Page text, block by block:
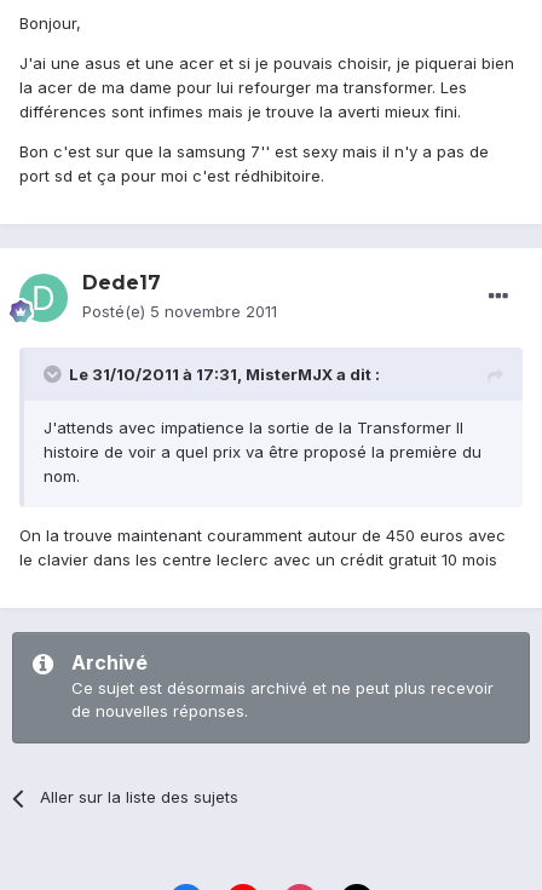
Bonjour,
J'ai une asus et une acer et si je pouvais choisir, je piquerai bien
la acer de ma dame pour lui refourger ma transformer. Les
différences sont infimes mais je trouve la averti mieux fini.
Bon c'est sur que la samsung 7'' est sexy mais il n'y a pas de
port sd et ça pour moi c'est rédhibitoire.
Dede17
Posté(e) 5 novembre 2011
Le 31/10/2011 à 17:31, MisterMJX a dit :
J'attends avec impatience la sortie de la Transformer II
histoire de voir a quel prix va être proposé la première du
nom.
On la trouve maintenant couramment autour de 450 euros avec
le clavier dans les centre leclerc avec un crédit gratuit 10 mois
Archivé
Ce sujet est désormais archivé et ne peut plus recevoir
de nouvelles réponses.
Aller sur la liste des sujets